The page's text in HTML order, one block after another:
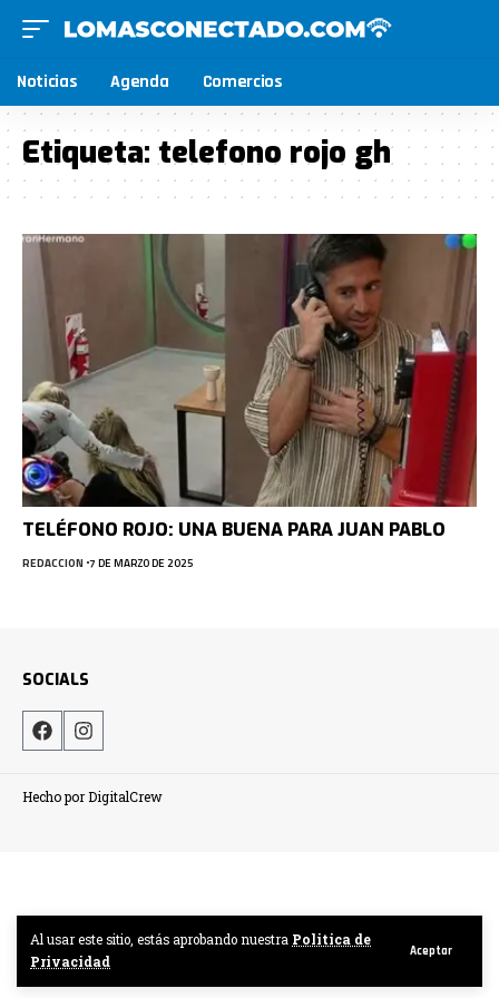
Al usar este sitio, estás aprobando nuestra Politica de
Privacidad
Aceptar
Noticias Agenda Comercios
Etiqueta:telefono rojo gh
TELÉFONO ROJO: UNA BUENA PARA JUAN PABLO
REDACCION 7 DE MARZO DE 2025
SOCIALS
Hecho por DigitalCrew